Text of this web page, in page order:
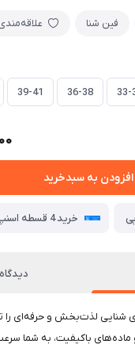
فین شنا
33-
36-38
39-41
افزودن به سبدخرید
خرید 4 قسطه اسنپ پی
شنایی لذت‌بخش و حرفه‌ای را
ماده‌های باکیفیت، به شما